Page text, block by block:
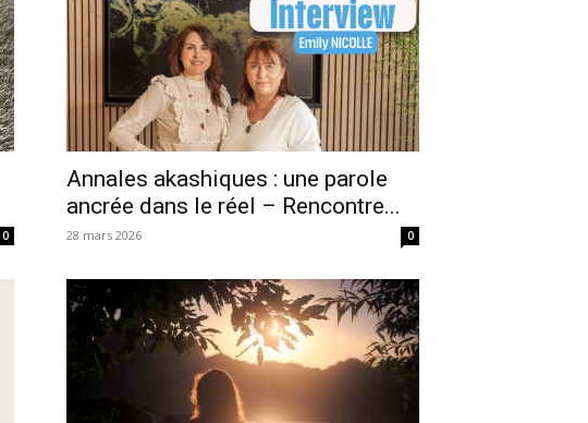
0
Annales akashiques : une parole
ancrée dans le réel – Rencontre...
28 mars 2026 0